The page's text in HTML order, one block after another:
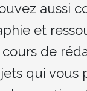
aussi
et
de
qui vous